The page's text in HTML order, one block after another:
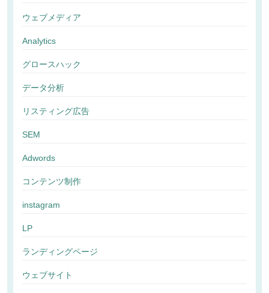
ウェブメディア
Analytics
グロースハック
データ分析
リスティング広告
SEM
Adwords
コンテンツ制作
instagram
LP
ランディングページ
ウェブサイト